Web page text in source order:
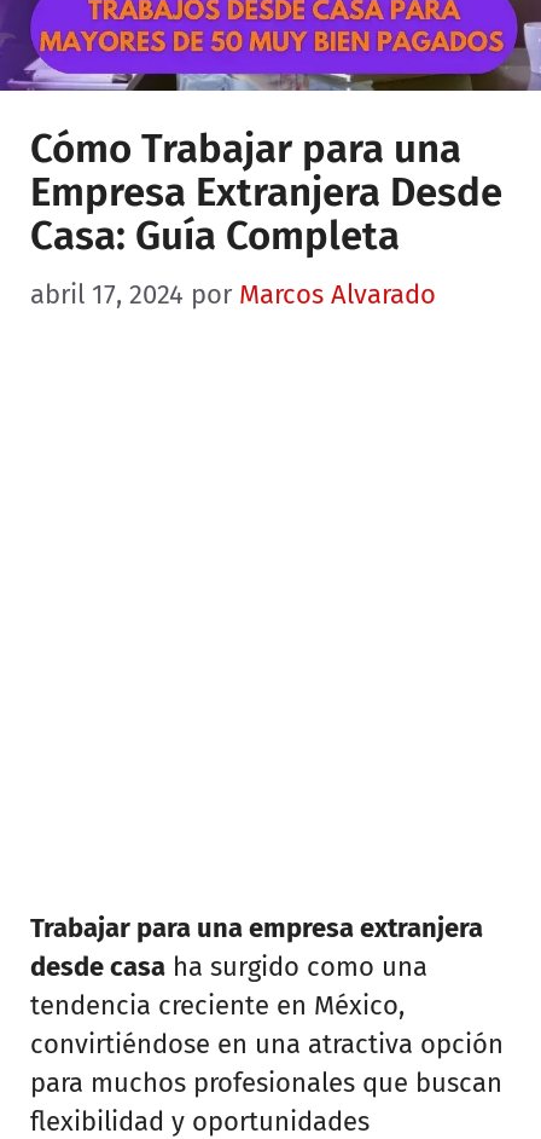
Cómo Trabajar para una
Empresa Extranjera Desde
Casa: Guía Completa
abril 17, 2024 por Marcos Alvarado
Trabajar para una empresa extranjera
desde casa ha surgido como una
tendencia creciente en México,
convirtiéndose en una atractiva opción
para muchos profesionales que buscan
flexibilidad y oportunidades